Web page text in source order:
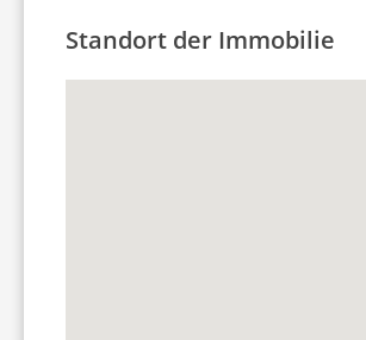
Standort der Immobilie